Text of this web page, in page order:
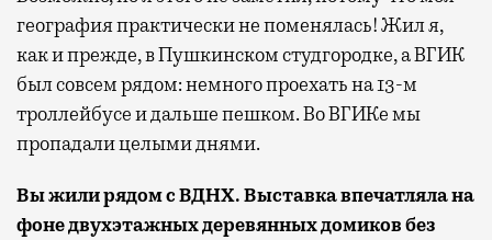
география практически не поменялась! Жил я,
как и прежде, в Пушкинском студгородке, а ВГИК
был совсем рядом: немного проехать на 13-м
троллейбусе и дальше пешком. Во ВГИКе мы
пропадали целыми днями.
Вы жили рядом с ВДНХ. Выставка впечатляла на
фоне двухэтажных деревянных домиков без